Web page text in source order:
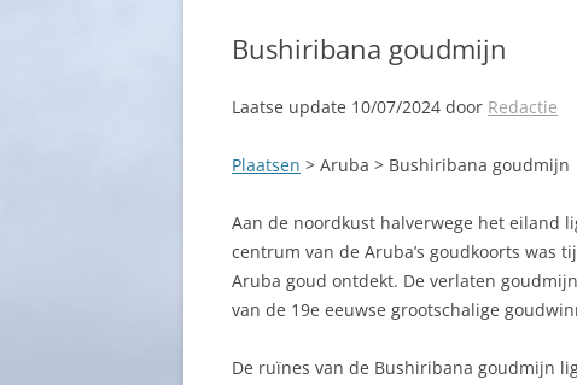
Bushiribana goudmijn
Laatse update 10/07/2024 door Redactie
Plaatsen > Aruba > Bushiribana goudmijn
Aan de noordkust halverwege het eiland
centrum van de Aruba’s goudkoorts was
Aruba goud ontdekt. De verlaten
van de 19e eeuwse grootschalige
De ruïnes van de Bushiribana goudmijn